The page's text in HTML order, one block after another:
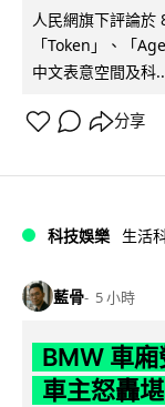
人民網旗下評論於
「Token」、「
中文表意空間及科
分享
科技娛樂 生活
藍骨 5 小時
BMW 車
車主怒轟